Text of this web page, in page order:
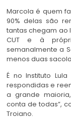
Marcola é quem
90% delas são
tantas chegam ao
CUT e à
semanalmente a
menos duas
É no Instituto
respondidas e
a grande
conta de todas”,
Troiano.